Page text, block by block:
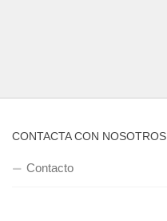
CONTACTA CON NOSOTROS
Contacto